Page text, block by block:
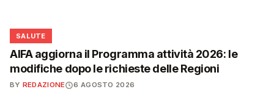
❤️
SALUTE
AIFA aggiorna il Programma attività 2026: le
modifiche dopo le richieste delle Regioni
BY REDAZIONE 6 AGOSTO 2026